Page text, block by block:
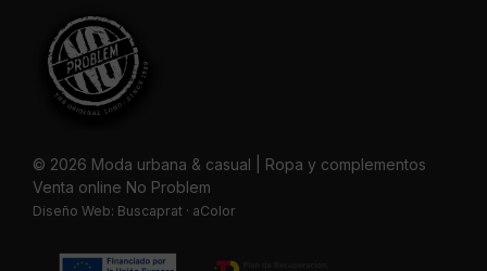
© 2026 Moda urbana & casual | Ropa y complementos
Venta online No Problem
Diseño Web: Buscaprat · aColor